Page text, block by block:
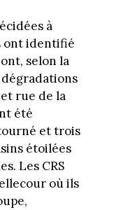
à
ont identifié
selon la
rue de la
été
et trois
étoilées
Les CRS
où ils